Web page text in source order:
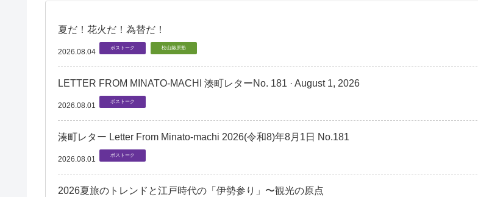
夏だ！花火だ！為替だ！
2026.08.04 ボストーク 松山藤原塾
LETTER FROM MINATO-MACHI 湊町レターNo. 181 · August 1, 2026
2026.08.01 ボストーク
湊町レター Letter From Minato-machi 2026(令和8)年8⽉1⽇ No.181
2026.08.01 ボストーク
2026夏旅のトレンドと江戸時代の「伊勢参り」〜観光の原点